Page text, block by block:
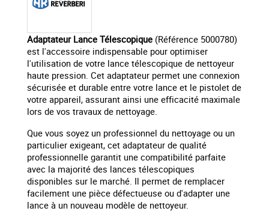
Adaptateur Lance Télescopique (Référence 5000780)
est l'accessoire indispensable pour optimiser
l'utilisation de votre lance télescopique de nettoyeur
haute pression. Cet adaptateur permet une connexion
sécurisée et durable entre votre lance et le pistolet de
votre appareil, assurant ainsi une efficacité maximale
lors de vos travaux de nettoyage.
Que vous soyez un professionnel du nettoyage ou un
particulier exigeant, cet adaptateur de qualité
professionnelle garantit une compatibilité parfaite
avec la majorité des lances télescopiques
disponibles sur le marché. Il permet de remplacer
facilement une pièce défectueuse ou d'adapter une
lance à un nouveau modèle de nettoyeur.